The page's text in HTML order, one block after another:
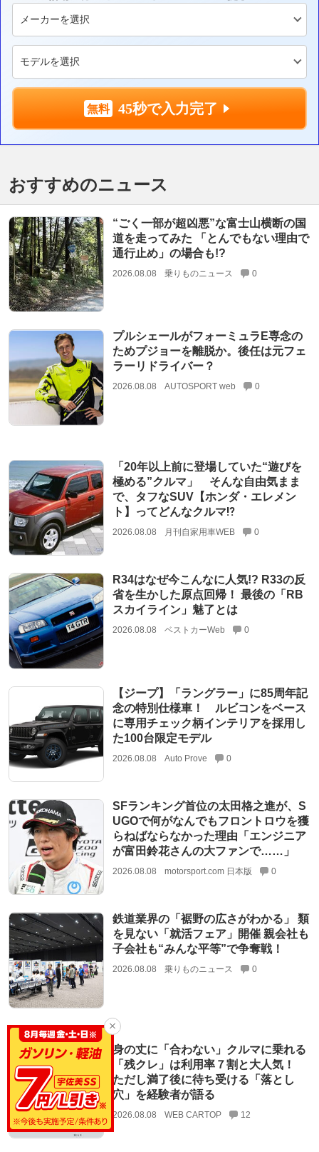
45秒で入力完了
おすすめのニュース
“ごく一部が超凶悪”な富士山横断の国
道を走ってみた 「とんでもない理由で
通行止め」の場合も!?
2026.08.08 乗りものニュース 0
プルシェールがフォーミュラE専念の
ためプジョーを離脱か。後任は元フェ
ラーリドライバー？
2026.08.08 AUTOSPORT web 0
「20年以上前に登場していた“遊びを
極める”クルマ」 そんな自由気まま
で、タフなSUV【ホンダ・エレメン
ト】ってどんなクルマ⁉︎
2026.08.08 月刊自家用車WEB 0
R34はなぜ今こんなに人気!? R33の反
省を生かした原点回帰！ 最後の「RB
スカイライン」魅了とは
2026.08.08 ベストカーWeb 0
【ジープ】「ラングラー」に85周年記
念の特別仕様車！ ルビコンをベース
に専用チェック柄インテリアを採用し
た100台限定モデル
2026.08.08 Auto Prove 0
SFランキング首位の太田格之進が、S
UGOで何がなんでもフロントロウを獲
らねばならなかった理由「エンジニア
が富田鈴花さんの大ファンで……」
2026.08.08 motorsport.com 日本版 0
鉄道業界の「裾野の広さがわかる」 類
を見ない「就活フェア」開催 親会社も
子会社も“みんな平等”で争奪戦！
2026.08.08 乗りものニュース 0
身の丈に「合わない」クルマに乗れる
「残クレ」は利用率７割と大人気！
ただし満了後に待ち受ける「落とし
穴」を経験者が語る
2026.08.08 WEB CARTOP 12